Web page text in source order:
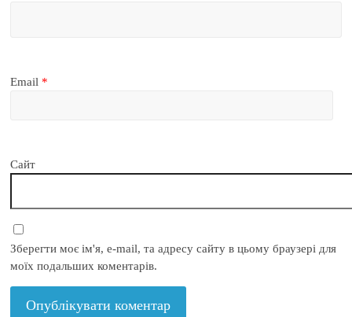
Email *
Сайт
Зберегти моє ім'я, e-mail, та адресу сайту в цьому браузері для
моїх подальших коментарів.